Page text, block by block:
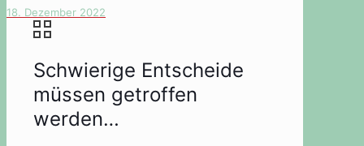
18. Dezember 2022
Schwierige Entscheide
müssen getroffen
werden…